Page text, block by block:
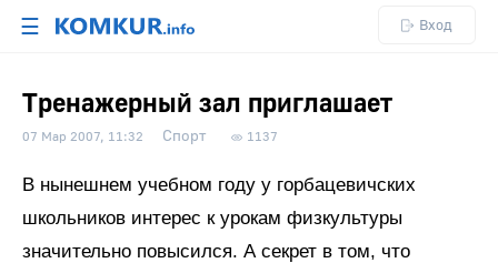
☰ Вход
Тренажерный зал приглашает
07 Мар 2007, 11:32 Спорт 1137
В нынешнем учебном году у горбацевичских
школьников интерес к урокам физкультуры
значительно повысился. А секрет в том, что